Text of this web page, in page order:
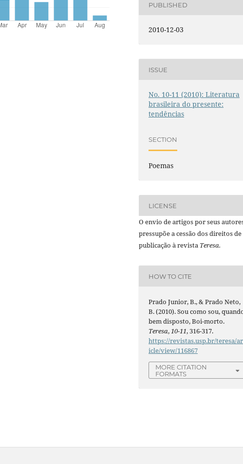
PUBLISHED
2010-12-03
ISSUE
No. 10-11 (2010): Literatura
brasileira do presente:
tendências
SECTION
Poemas
LICENSE
O envio de artigos por seus
pressupõe a cessão dos direitos de
publicação à revista Teresa.
HOW TO CITE
Prado Junior, B., & Prado Neto,
B. (2010). Sou como sou,
bem disposto, Boi-morto.
Teresa, 10-11, 316-317.
https://revistas.usp.br/teresa/
icle/view/116867
MORE CITATION
FORMATS